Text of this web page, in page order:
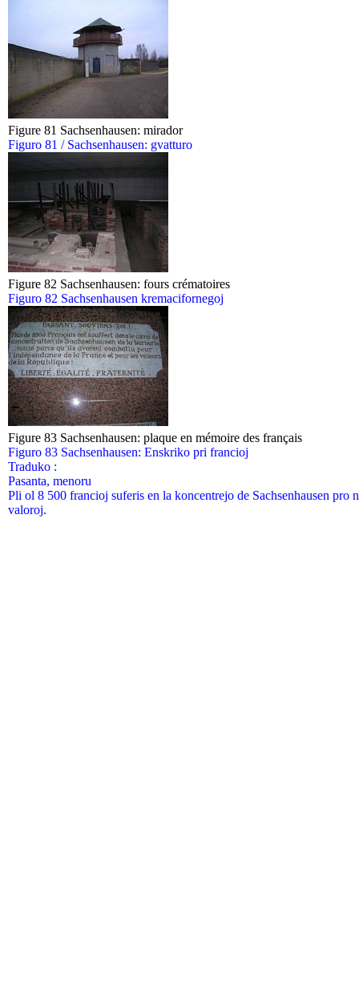
Figure 81 Sachsenhausen: mirador
Figuro 81 / Sachsenhausen: gvatturo
Figure 82 Sachsenhausen: fours crématoires
Figuro 82 Sachsenhausen kremacifornegoj
Figure 83 Sachsenhausen: plaque en mémoire des français
Figuro 83 Sachsenhausen: Enskriko pri francioj
Traduko :
Pasanta, menoru
Pli ol 8 500 francioj suferis en la koncentrejo de Sachsenhausen
valoroj.